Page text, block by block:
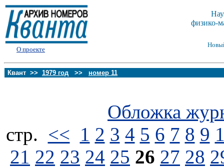
О проекте
физико-
Квант >> 1979 год >> номер 11
Обложка
стp. << 1 2 3 4 5 6 7 8 9
21 22 23 24 25 26 27 28